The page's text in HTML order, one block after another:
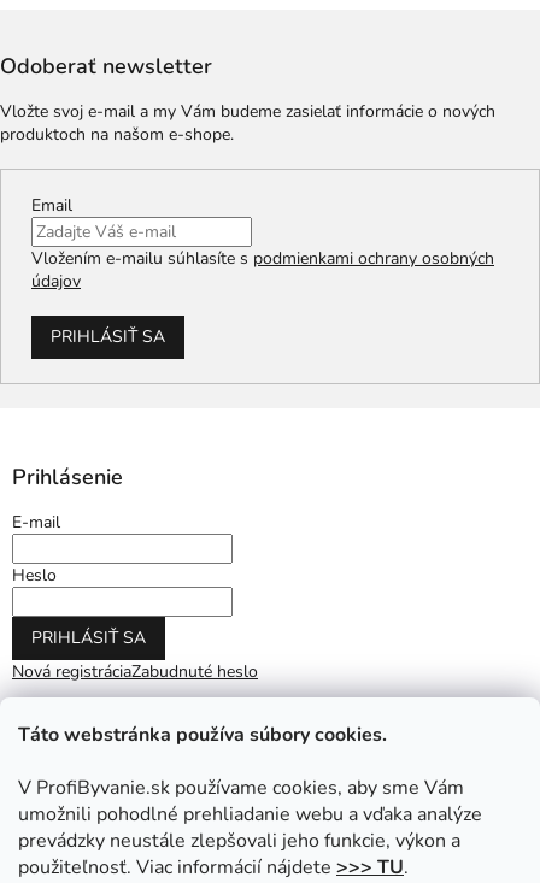
Táto webstránka používa súbory cookies.
V ProfiByvanie.sk používame cookies, aby sme Vám
umožnili pohodlné prehliadanie webu a vďaka analýze
prevádzky neustále zlepšovali jeho funkcie, výkon a
použiteľnosť. Viac informácií nájdete >>> TU.
Odoberať newsletter
Vložte svoj e-mail a my Vám budeme zasielať informácie o nových
produktoch na našom e-shope.
Email
Vložením e-mailu súhlasíte s podmienkami ochrany osobných
údajov
PRIHLÁSIŤ SA
Prihlásenie
E-mail
Heslo
PRIHLÁSIŤ SA
Nová registráciaZabudnuté heslo